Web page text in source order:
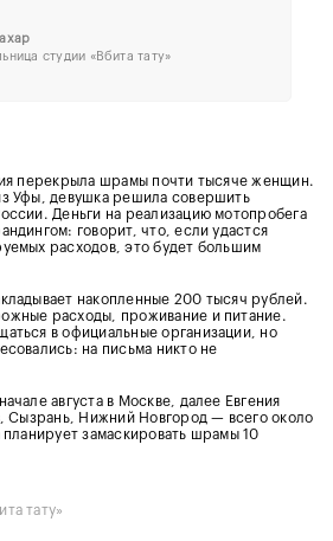
студии «Вбита тату»
перекрыла шрамы почти тысяче женщин.
Уфы, девушка решила совершить
Деньги на реализацию мотопробега
говорит, что, если удастся
расходов, это будет большим
накопленные 200 тысяч рублей.
расходы, проживание и питание.
в официальные организации, но
на письма никто не
августа в Москве, далее Евгения
Сызрань, Нижний Новгород — всего около
замаскировать шрамы 10
тату»